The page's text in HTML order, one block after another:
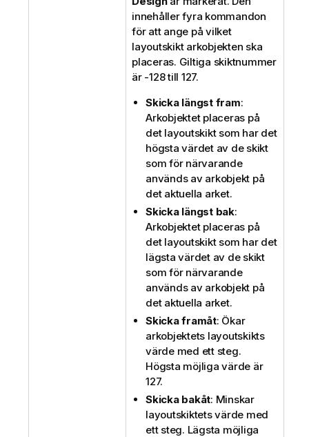
innehåller fyra kommandon
för att ange på vilket
layoutskikt arkobjekten ska
placeras. Giltiga skiktnummer
är -128 till 127.
Skicka längst fram:
Arkobjektet placeras på
det layoutskikt som har det
högsta värdet av de skikt
som för närvarande
används av arkobjekt på
det aktuella arket.
Skicka längst bak:
Arkobjektet placeras på
det layoutskikt som har det
lägsta värdet av de skikt
som för närvarande
används av arkobjekt på
det aktuella arket.
Skicka framåt: Ökar
arkobjektets layoutskikts
värde med ett steg.
Högsta möjliga värde är
127.
Skicka bakåt: Minskar
layoutskiktets värde med
ett steg. Lägsta möjliga